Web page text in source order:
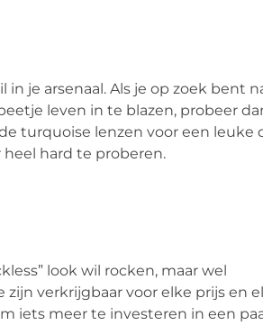
je arsenaal. Als je op zoek bent
leven in te blazen, probeer
turquoise lenzen voor een leuke
hard te proberen.
look wil rocken, maar wel
verkrijgbaar voor elke prijs en
iets meer te investeren in een